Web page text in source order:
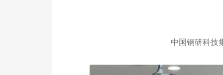
中国钢研科技